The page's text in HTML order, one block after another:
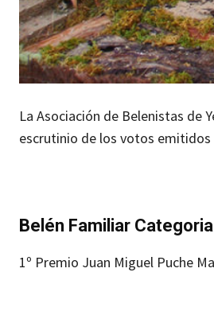
La Asociación de Belenistas de
escrutinio de los votos
Belén Familiar Categoria
1º Premio Juan Miguel Puche